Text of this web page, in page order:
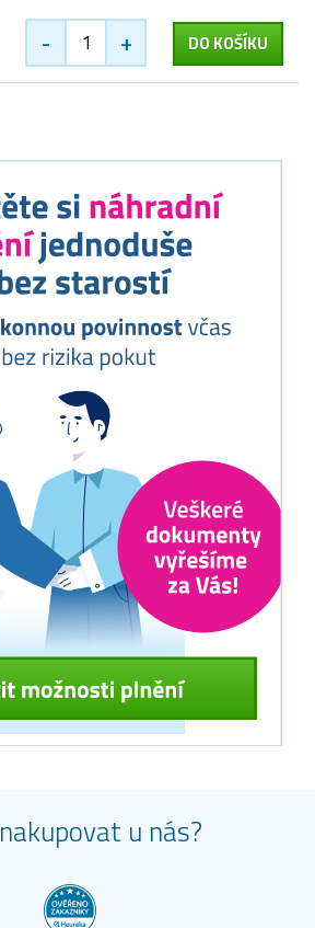
- + DO KOŠÍKU
nakupovat u nás?